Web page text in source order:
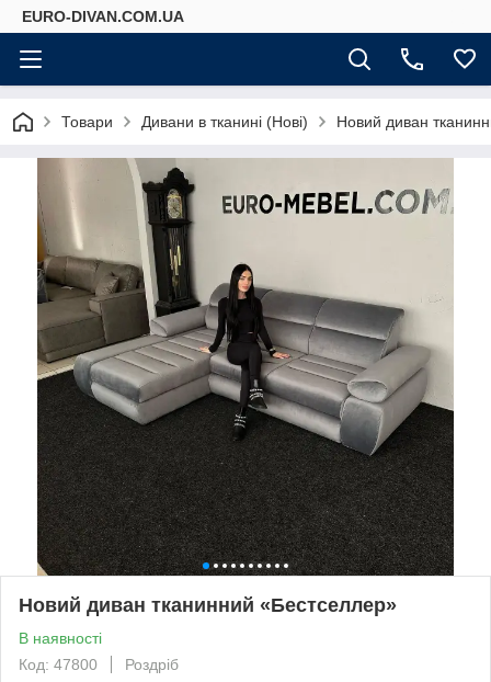
EURO-DIVAN.COM.UA
Товари Дивани в тканині (Нові) Новий диван
Новий диван тканинний «Бестселлер»
В наявності
Код: 47800
Роздріб